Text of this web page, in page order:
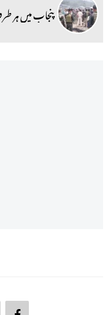
پنجاب میں ہر